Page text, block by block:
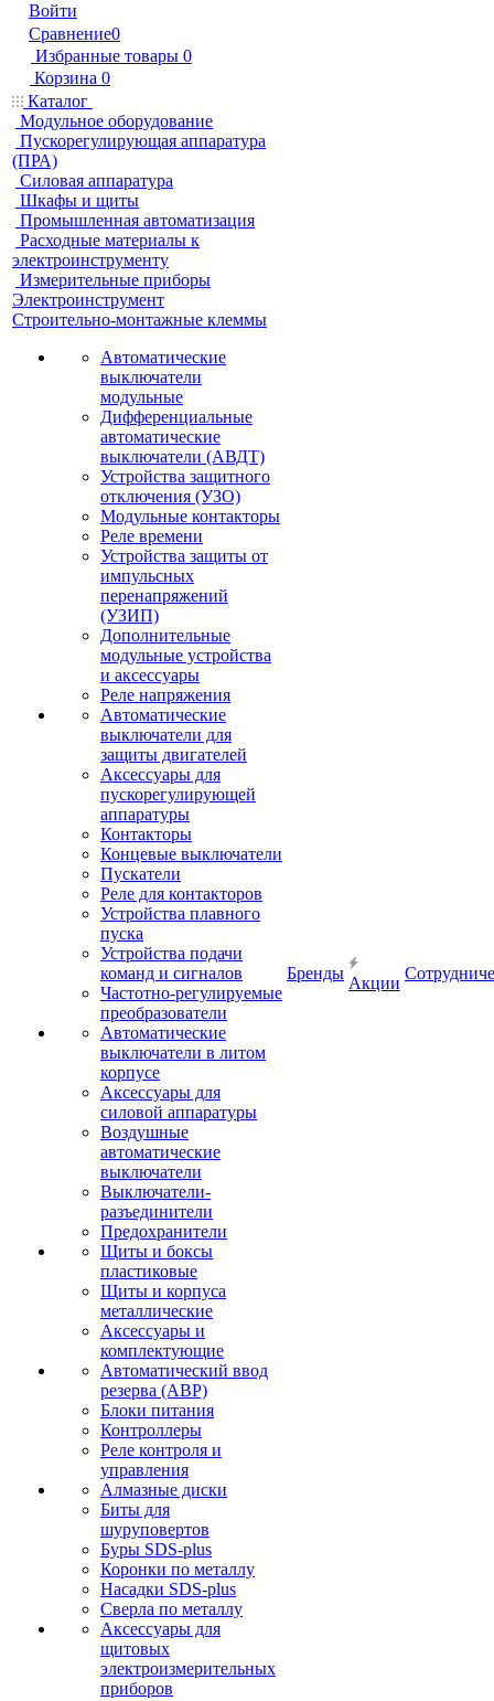
Войти
Сравнение0
Избранные товары 0
Корзина 0
Каталог
Модульное оборудование
Пускорегулирующая аппаратура
(ПРА)
Силовая аппаратура
Шкафы и щиты
Промышленная автоматизация
Расходные материалы к
электроинструменту
Измерительные приборы
Электроинструмент
Строительно-монтажные клеммы
Автоматические
выключатели
модульные
Дифференциальные
автоматические
выключатели (АВДТ)
Устройства защитного
отключения (УЗО)
Модульные контакторы
Реле времени
Устройства защиты от
импульсных
перенапряжений
(УЗИП)
Дополнительные
модульные устройства
и аксессуары
Реле напряжения
Автоматические
выключатели для
защиты двигателей
Аксессуары для
пускорегулирующей
аппаратуры
Контакторы
Концевые выключатели
Пускатели
Реле для контакторов
Устройства плавного
пуска
Устройства подачи
команд и сигналов
Частотно-регулируемые
преобразователи
Автоматические
выключатели в литом
корпусе
Аксессуары для
силовой аппаратуры
Воздушные
автоматические
выключатели
Выключатели-
разъединители
Предохранители
Щиты и боксы
пластиковые
Щиты и корпуса
металлические
Аксессуары и
комплектующие
Автоматический ввод
резерва (АВР)
Блоки питания
Контроллеры
Реле контроля и
управления
Алмазные диски
Биты для
шуруповертов
Буры SDS-plus
Коронки по металлу
Насадки SDS-plus
Сверла по металлу
Аксессуары для
щитовых
электроизмерительных
приборов
Бренды
Акции